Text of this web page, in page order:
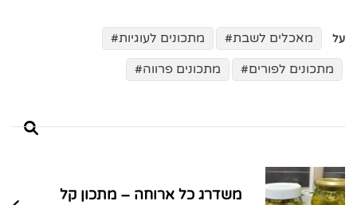
על מאכלים לשבת
מתכונים לעוגיות
מתכונים לפורים
מתכונים פרווה
בפוסטים
משדרג כל ארוחה – מתכון קל